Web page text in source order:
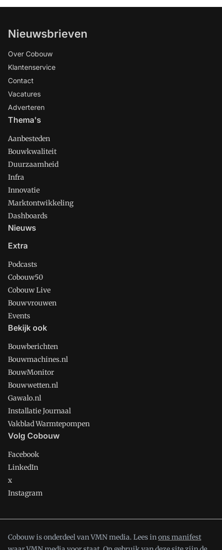
Nieuwsbrieven
Over Cobouw
Klantenservice
Contact
Vacatures
Adverteren
Thema's
Aanbesteden
Bouwkwaliteit
Duurzaamheid
Infra
Innovatie
Marktontwikkeling
Dashboards
Nieuws
Extra
Podcasts
Cobouw50
Cobouw Live
Bouwvrouwen
Events
Bekijk ook
Bouwberichten
Bouwmachines.nl
BouwMonitor
Bouwwetten.nl
Gawalo.nl
Installatie Journaal
Vakblad Warmtepompen
Volg Cobouw
Facebook
LinkedIn
x
Instagram
Cobouw is onderdeel van VMN media. Lees inons manifest